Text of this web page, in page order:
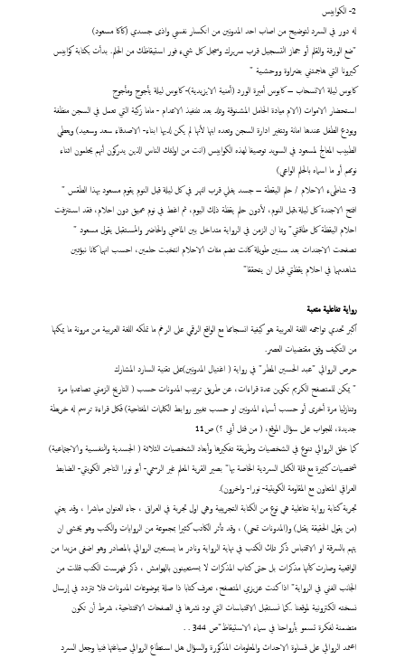
2- الكوابيس
له دور في السرد لتوضيح من اصاب احد المدونين من انكسار نفسي واذى جسدي (كاكا مسعود)
"ضع الورقة والقلم أو جهاز التسجيل قرب سريرك وسجل كل شيء فور استيقاظك من الحلم. بدأت بكتابة كوابيس
كيرونا التي هاجمتني بضراوة ووحشية "
كابوس ليلة الانسحاب – كابوس أميرة الورد (أمنية الايزيدية)- كابوس ليلة يأجوج ومأجوج
استحضار الاموات (الام ميادة الحامل المشنوقة وتلد بعد تننفيذ الاعدام - ماما زكية التي تعمل في السجن منظفة
ويودع الطفل عندها امانة وتتغير ادارة السجن وتعده ابنها لأنها لم يكن لديها ابناء- الاصدقاء سعد وسعيد) ويعطي
الطبيب المعالج لمسعود في السويد توصيفا لهذه الكوابيس (انت من اولئك الناس الذين يدركون أنهم يحلمون اثناء
نومهم أو ما اسماه بالحلم الواعي)
3- شاطىء الاحلام / حلم اليقطة – جسد يغلي قرب النهر في كل ليلة قبل النوم يقوم مسعود بهذا الطقس "
افتح الاجندة كل ليلة،قبل النوم، لأدون حلم يقظة ذلك اليوم، ثم اغط في نوم عميق دون احلام، فقد استنزفت
احلام اليقظة كل طاقتي" وبما ان الزمن في الرواية متداخل بين الماضي والحاضر والمستقبل يقول مسعود "
تصفحت الاجندات بعد سنين طويلة كانت تضم مئات الاحلام انتخبت حلمين، احسب انهما كانا نبؤتين
شاهدتهما في احلام يقظتي قبل ان يتحققا"
رواية تفاعلية متعبة
اكبر تحدي تواجهه اللغة العربية هو كيفية انسجامها مع الواقع الرقمي على الرغم ما تملكه اللغة العربية من مرونة ما يمكنها
من التكيف وفق مقتضيات العصر.
حرص الروائي "عبد الحسين المطر" في رواية ( اغتيال المدونين)على تقنية السارد المشارك
" يمكن للمتصفح الكريم تكوين عدة قراءات، عن طريق ترتيب المدونات حسب ( التاريخ الزمني تصاعديا مرة
وتنازليا مرة أخرى أو حسب أسماء المدونين او حسب تغيير روابط الكلمات المفتاحية) فكل قراءة ترسم له خريطة
جديدة، للجواب على سؤال الموقع، ( من قتل أبي ؟) ص11
كما خلق الروائي تنوع في الشخصيات وطريقة تفكيرها وأبعاد الشخصيات الثلاثة ( الجسدية والنفسية والاجتماعية)
شخصيات كثيرة مع قلة الكتل السردية الخاصة بها" بصير القرية المعلم غير الرسمي- أبو نورا التاجر الكويتي- الضابط
العراقي المتعاون مع المقاومة الكويتية- نورا- واخرون).
تجربة كتابة رواية تفاعلية هي نوع من الكتابة التجريبية وهي اول تجربة في العراق ، جاء العنوان مباشرا ، وقد يعني
(من يقول الحقيقة يقتل) و(المدونات تمحى) ، وقد تأثر الكاتب كثيرا بمجموعة من الروايات والكتب وهو يخشى ان
يتهم بالسرقة او الاقتباس ذكر تلك الكتب في نهاية الرواية ونادر ما يستعين الروائي بالمصادر وهو اضفى مزيدا من
الواقعية وصارت كأنها مذكرات بل حتى كتاب المذكرات لا يستعينون بالهوامش ، ذكر فهرست الكتب قللت من
الجانب الفني في الرواية" اذا كنت عزيزي المتصفح، تعرف كتابا ذا صلة بموضوعات المدونات فلا تتردد في إرسال
نسخته الكترونية لموقعنا ..كما نستقبل الاقتباسات التي تود نشرها في الصفحات الافتتاحية، شرط أن تكون
متضمنة لفكرة تسمو بأرواحنا في سماء الاستيقاظ"ص 344 . .
اعتمد الروائي على قساوة الاحداث والمعلومات المذكورة والسؤال هل استطاع الروائي صياغتها فنيا وجعل السرد